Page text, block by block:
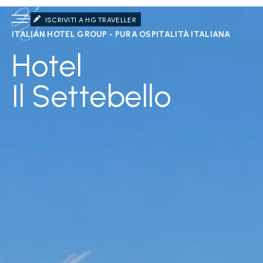
ISCRIVITI A HG TRAVELLER
ITALIAN HOTEL GROUP - PURA OSPITALITÀ ITALIANA
Hotel
Il Settebello